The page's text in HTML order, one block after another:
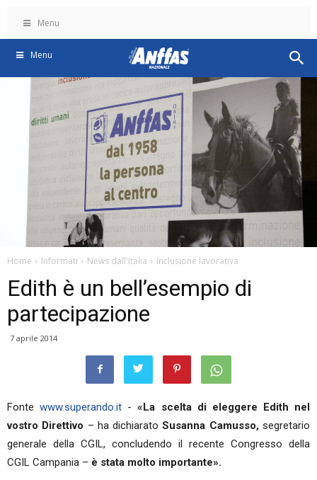
Menu
Menu
Home Informati News dall'Italia Inclusione lavorativa
Edith è un bell’esempio di
partecipazione
7 aprile 2014
Fontewww.superando.it -«La scelta di eleggere Edith nel
vostro Direttivo – ha dichiaratoSusanna Camusso,segretario
generale della CGIL, concludendo il recente Congresso della
CGIL Campania – è stata molto importante».